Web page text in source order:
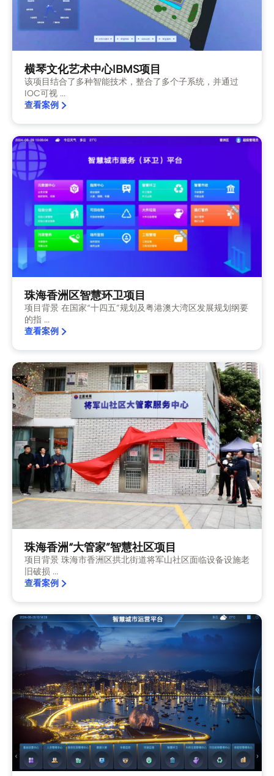
横琴文化艺术中心IBMS项目
该项目结合了多种智能技术，整合了多个子系统，并通过
IOC可视 ...
查看案例
珠海香洲区智慧环卫项目
项目背景 在国家“十四五”规划及粤港澳大湾区发展规划纲要
的指 ...
查看案例
珠海香洲“大管家”智慧社区项目
项目背景 珠海市香洲区拱北街道将军山社区面临设备设施老
旧破损 ...
查看案例